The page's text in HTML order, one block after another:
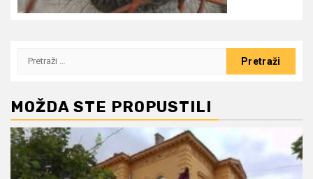
Pretraži:
MOŽDA STE PROPUSTILI